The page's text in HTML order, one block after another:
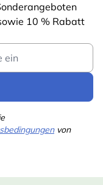
10 % Rabatt
von